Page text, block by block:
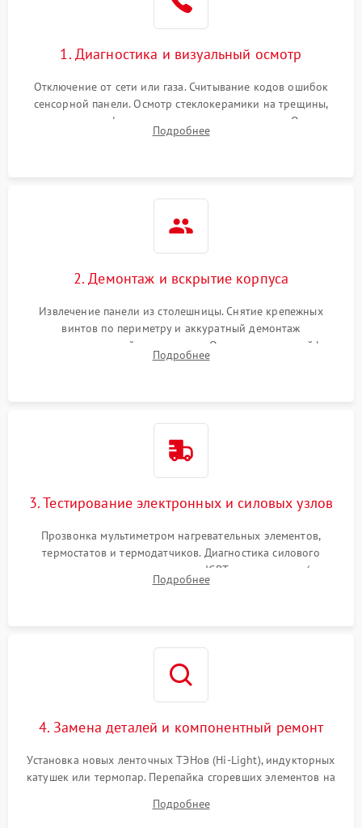
1. Диагностика и визуальный осмотр
Отключение от сети или газа. Считывание кодов ошибок
сенсорной панели. Осмотр стеклокерамики на трещины,
проверка конфорок на равномерность нагрева. Опрос
клиента о симптомах (не включается, не видит посуду,
Подробнее
2. Демонтаж и вскрытие корпуса
Извлечение панели из столешницы. Снятие крепежных
винтов по периметру и аккуратный демонтаж
стеклокерамической поверхности. Отсоединение шлейфов
сенсорного блока для доступа к силовым платам, катушкам
Подробнее
3. Тестирование электронных и силовых узлов
Прозвонка мультиметром нагревательных элементов,
термостатов и термодатчиков. Диагностика силового
модуля, реле, диодных мостов и IGBT-транзисторов (для
индукции). Проверка кранов и газ-контроля (для газовых
Подробнее
4. Замена деталей и компонентный ремонт
Установка новых ленточных ТЭНов (Hi-Light), индукторных
катушек или термопар. Перепайка сгоревших элементов на
дорожек. Очистка контактов и замена поврежденной
Подробнее